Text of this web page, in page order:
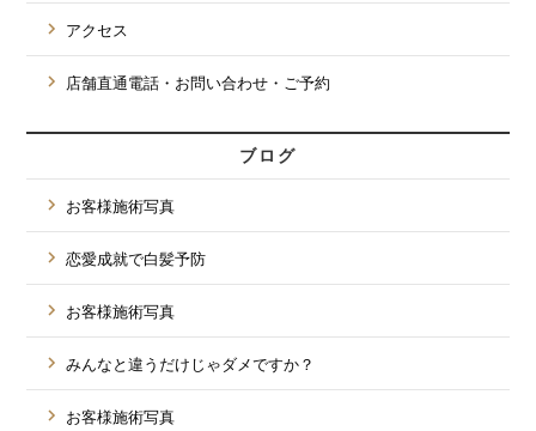
アクセス
店舗直通電話・お問い合わせ・ご予約
ブログ
お客様施術写真
恋愛成就で白髪予防
お客様施術写真
みんなと違うだけじゃダメですか？
お客様施術写真